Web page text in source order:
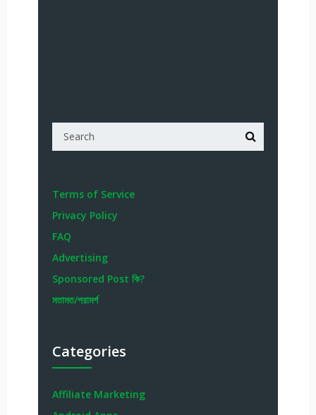
Terms of Service
Privacy Policy
FAQ
Advertising
Sponsored Post কি?
মতামত/পরামর্শ
Categories
Affiliate Marketing